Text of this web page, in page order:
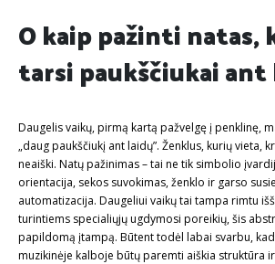
O kaip pažinti natas,
tarsi paukščiukai ant
Daugelis vaikų, pirmą kartą pažvelgę į penklinę,
„daug paukščiukį ant laidų”. Ženklus, kurių vieta,
neaiški. Natų pažinimas – tai ne tik simbolio
orientacija, sekos suvokimas, ženklo ir garso
automatizacija. Daugeliui vaikų tai tampa rimtu
turintiems specialiųjų ugdymosi poreikių, šis
papildomą įtampą. Būtent todėl labai svarbu,
muzikinėje kalboje būtų paremti aiškia struktūra